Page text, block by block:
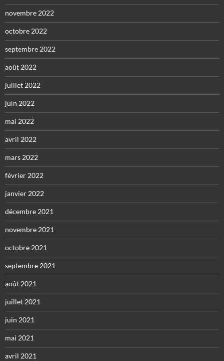
novembre 2022
octobre 2022
septembre 2022
août 2022
juillet 2022
juin 2022
mai 2022
avril 2022
mars 2022
février 2022
janvier 2022
décembre 2021
novembre 2021
octobre 2021
septembre 2021
août 2021
juillet 2021
juin 2021
mai 2021
avril 2021